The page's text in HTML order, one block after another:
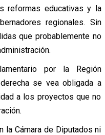
reformas educativas y la
regionales. Sin
que probablemente no
por la Región
se vea obligada a
a los proyectos que no
la Cámara de Diputados ni